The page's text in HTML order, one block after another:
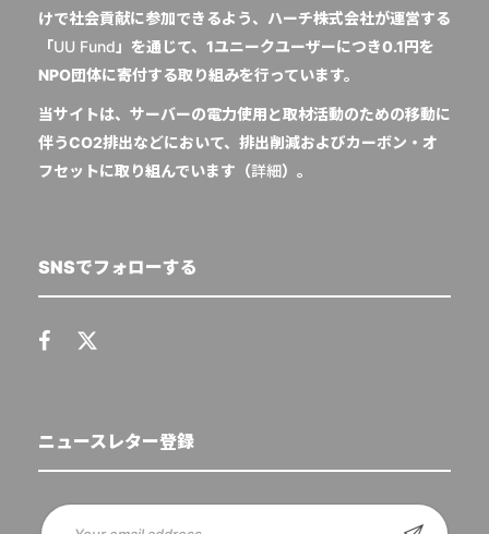
けで社会貢献に参加できるよう、ハーチ株式会社が運営する
「UU Fund 」を通じて、1ユニークユーザーにつき0.1円を
NPO団体に寄付する取り組みを行っています。
当サイトは、サーバーの電力使用と取材活動のための移動に
伴うCO2排出などにおいて、排出削減およびカーボン・オ
フセットに取り組んでいます（詳細）。
SNSでフォローする
ニュースレター登録